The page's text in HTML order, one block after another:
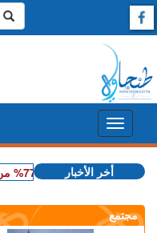
+ استطلاع رأي: 77.3% من الإسبان يعتبرون المغرب "بلدا عدوا"
أخر الأخبار
مجتمع